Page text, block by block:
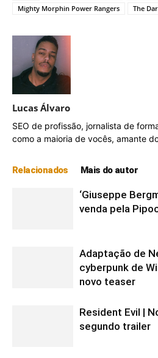
Mighty Morphin Power Rangers
The
Lucas Álvaro
SEO de profissão, jornalista de
como a maioria de vocês, amante
Relacionados Mais do autor
‘Giuseppe
venda pela
Adaptação de
cyberpunk de
novo teaser
Resident Evil |
segundo trailer